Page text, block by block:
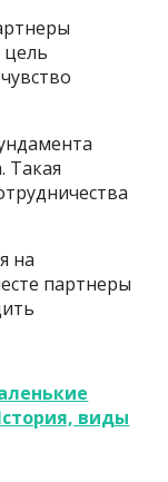
цель
Такая
на
партнеры
виды